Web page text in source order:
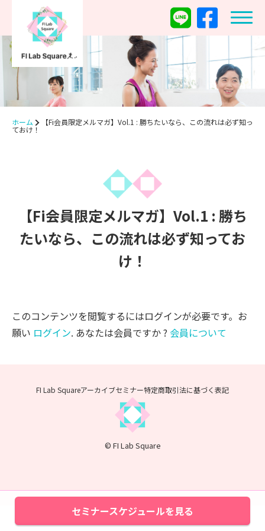
ホーム 【Fi会員限定メルマガ】Vol.1 : 勝ちたいなら、この流れは必ず知っ
ておけ！
【Fi会員限定メルマガ】Vol.1 : 勝ち
たいなら、この流れは必ず知ってお
け！
このコンテンツを閲覧するにはログインが必要です。お
願い ログイン. あなたは会員ですか ? 会員について
セミナースケジュールを見る
FI Lab Squareアーカイブセミナー特定商取引法に基づく表記
© FI Lab Square